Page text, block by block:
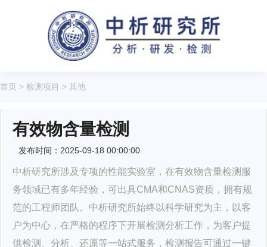
首页 > 检测项目 > 其他
有效物含量检测
发布时间：2025-09-18 00:00:00
中析研究所涉及专项的性能实验室，在有效物含量检测服
务领域已有多年经验，可出具CMA和CNAS资质，拥有规
范的工程师团队。中析研究所始终以科学研究为主，以客
户为中心，在严格的程序下开展检测分析工作，为客户提
供检测、分析、还原等一站式服务，检测报告可通过一键